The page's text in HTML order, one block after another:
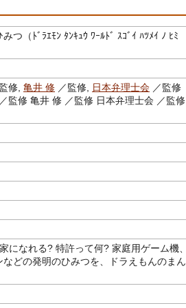
つ（ﾄﾞﾗｴﾓﾝ ﾀﾝｷｭｳ ﾜｰﾙﾄﾞ ｽｺﾞｲ ﾊﾂﾒｲ ﾉ ﾋﾐ
修, 亀井 修 ／監修, 日本弁理士会 ／監修
監修 亀井 修 ／監修 日本弁理士会 ／監修
になれる? 特許って何? 家庭用ゲーム機、
どの発明のひみつを、ドラえもんのまん